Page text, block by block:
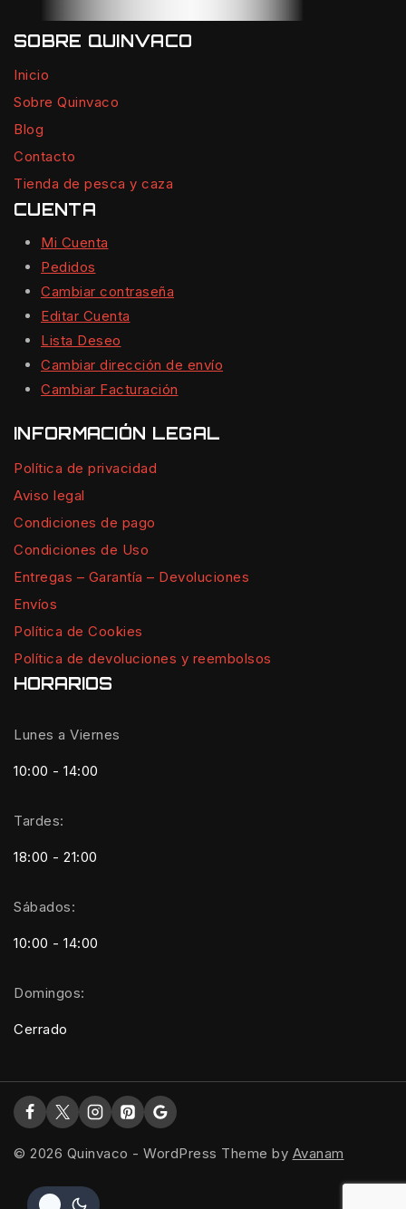
SOBRE QUINVACO
Inicio
Sobre Quinvaco
Blog
Contacto
Tienda de pesca y caza
CUENTA
Mi Cuenta
Pedidos
Cambiar contraseña
Editar Cuenta
Lista Deseo
Cambiar dirección de envío
Cambiar Facturación
INFORMACIÓN LEGAL
Política de privacidad
Aviso legal
Condiciones de pago
Condiciones de Uso
Entregas – Garantía – Devoluciones
Envíos
Política de Cookies
Política de devoluciones y reembolsos
HORARIOS
Lunes a Viernes
10:00 - 14:00
Tardes:
18:00 - 21:00
Sábados:
10:00 - 14:00
Domingos:
Cerrado
© 2026 Quinvaco - WordPress Theme by Avanam